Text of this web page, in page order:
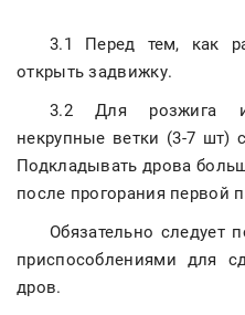
3.1 Перед тем, как
открыть задвижку.
3.2 Для розжига
некрупные ветки (3-7 шт)
Подкладывать дрова
после прогорания первой
Обязательно следует
приспособлениями для
дров.